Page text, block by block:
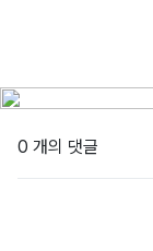
0 개의 댓글